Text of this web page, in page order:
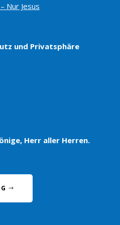
Nur Jesus
und Privatsphäre
Herr aller Herren.